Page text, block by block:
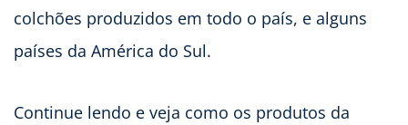
colchões produzidos em todo o país, e alguns
países da América do Sul.
Continue lendo e veja como os produtos da